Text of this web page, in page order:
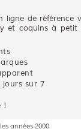
ligne de référence
et coquins à petit
jours sur 7
!
années 2000